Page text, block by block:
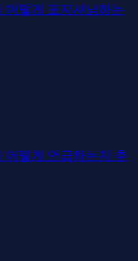
어떻게 포지셔닝하는
떻게 언급하는지 추